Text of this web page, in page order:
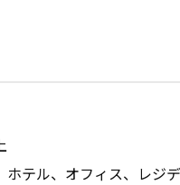
テル、オフィス、レジ